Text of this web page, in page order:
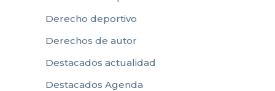
Derecho deportivo
Derechos de autor
Destacados actualidad
Destacados Agenda